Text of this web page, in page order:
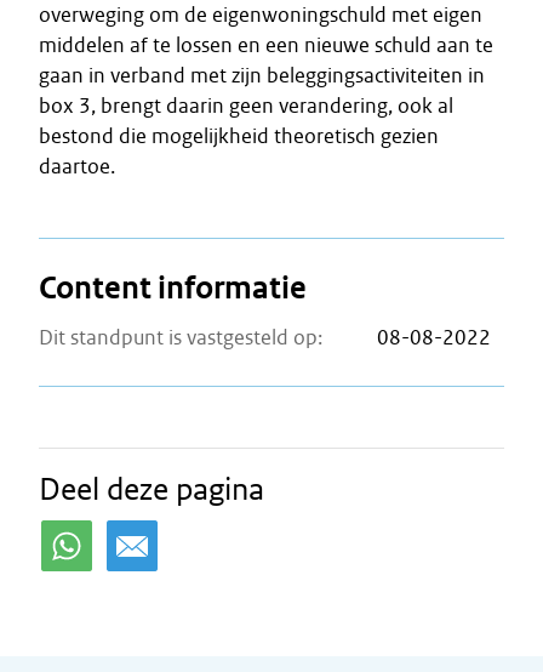
overweging om de eigenwoningschuld met eigen
middelen af te lossen en een nieuwe schuld aan te
gaan in verband met zijn beleggingsactiviteiten in
box 3, brengt daarin geen verandering, ook al
bestond die mogelijkheid theoretisch gezien
daartoe.
Content informatie
Dit standpunt is vastgesteld op: 08-08-2022
Deel deze pagina